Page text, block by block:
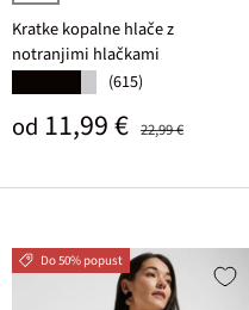
črna
Kratke kopalne hlače z
notranjimi hlačkami
(615)
Prodajna cena
od 11,99 € 22,99 €
Do 50% popust